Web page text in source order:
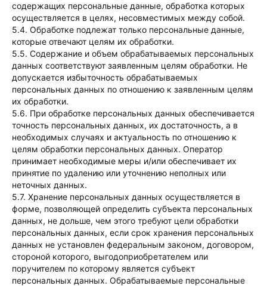
содержащих персональные данные, обработка которых
осуществляется в целях, несовместимых между собой.
5.4. Обработке подлежат только персональные данные,
которые отвечают целям их обработки.
5.5. Содержание и объем обрабатываемых персональных
данных соответствуют заявленным целям обработки. Не
допускается избыточность обрабатываемых
персональных данных по отношению к заявленным целям
их обработки.
5.6. При обработке персональных данных обеспечивается
точность персональных данных, их достаточность, а в
необходимых случаях и актуальность по отношению к
целям обработки персональных данных. Оператор
принимает необходимые меры и/или обеспечивает их
принятие по удалению или уточнению неполных или
неточных данных.
5.7. Хранение персональных данных осуществляется в
форме, позволяющей определить субъекта персональных
данных, не дольше, чем этого требуют цели обработки
персональных данных, если срок хранения персональных
данных не установлен федеральным законом, договором,
стороной которого, выгодоприобретателем или
поручителем по которому является субъект
персональных данных. Обрабатываемые персональные